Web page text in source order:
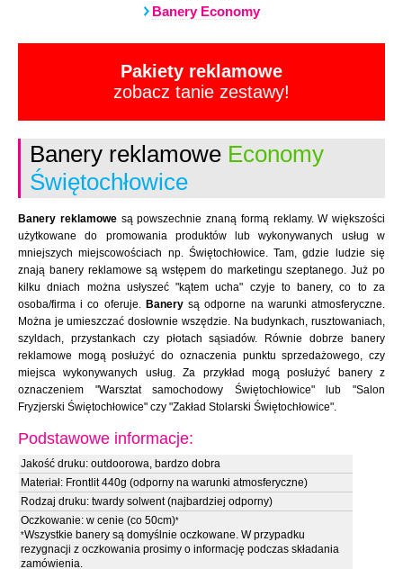
Banery Economy
Pakiety reklamowe
zobacz tanie zestawy!
Banery reklamowe Economy
Świętochłowice
Banery reklamowesą powszechnie znaną formą reklamy. W większości
użytkowane do promowania produktów lub wykonywanych usług w
mniejszych miejscowościach np. Świętochłowice. Tam, gdzie ludzie się
znają banery reklamowe są wstępem do marketingu szeptanego. Już po
kilku dniach można usłyszeć "kątem ucha" czyje to banery, co to za
osoba/firma i co oferuje. Banerysą odporne na warunki atmosferyczne.
Można je umieszczać dosłownie wszędzie. Na budynkach, rusztowaniach,
szyldach, przystankach czy płotach sąsiadów. Równie dobrze banery
reklamowe mogą posłużyć do oznaczenia punktu sprzedażowego, czy
miejsca wykonywanych usług. Za przykład mogą posłużyć banery z
oznaczeniem "Warsztat samochodowy Świętochłowice" lub "Salon
Fryzjerski Świętochłowice" czy "Zakład Stolarski Świętochłowice".
Podstawowe informacje:
Jakość druku: outdoorowa, bardzo dobra
Materiał: Frontlit 440g (odporny na warunki atmosferyczne)
Rodzaj druku: twardy solwent (najbardziej odporny)
Oczkowanie: w cenie (co 50cm)*
*Wszystkie banery są domyślnie oczkowane. W przypadku
rezygnacji z oczkowania prosimy o informację podczas składania
zamówienia.